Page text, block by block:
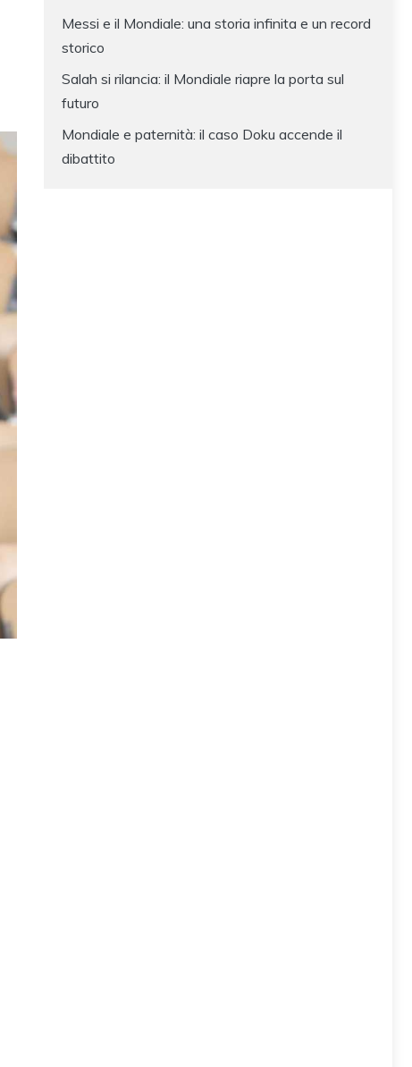
Messi e il Mondiale: una storia infinita e un record
storico
Salah si rilancia: il Mondiale riapre la porta sul
futuro
Mondiale e paternità: il caso Doku accende il
dibattito